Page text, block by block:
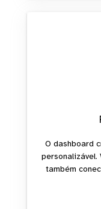
O dashboard
também